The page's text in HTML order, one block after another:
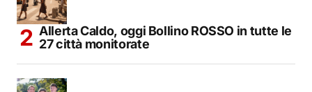
Allerta Caldo, oggi Bollino ROSSO in tutte le
27 città monitorate